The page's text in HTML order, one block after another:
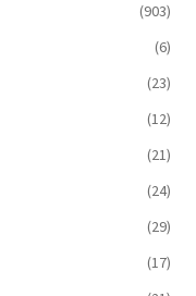
(903)
(6)
(23)
(12)
(21)
(24)
(29)
(17)